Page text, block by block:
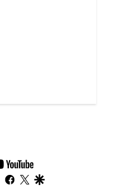
youtube-
footer
instagram
facebook
twitter